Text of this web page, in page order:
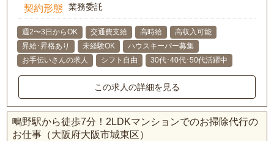
契約形態 業務委託
週2〜3日からOK 交通費支給 高時給
高収入可能
昇給･昇格あり
未経験OK
ハウスキーパー募集
お手伝いさんの求人
シフト自由 30代･40代･50代活躍中
この求人の詳細を見る
鴫野駅から徒歩7分！2LDKマンションでのお掃除代行の
お仕事（大阪府大阪市城東区）